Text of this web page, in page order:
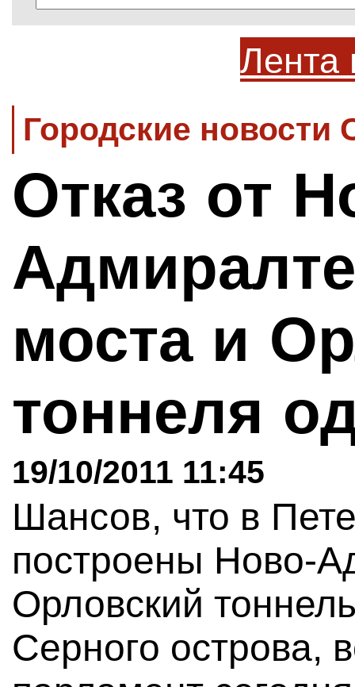
Лента
Городские новости
Отказ от
моста и
тоннеля
19/10/2011 11:45
Шансов, что в
построены Ново-
Орловский
Серного острова,